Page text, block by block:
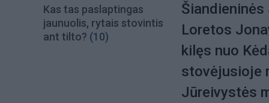
Kas tas paslaptingas
jaunuolis, rytais stovintis
ant tilto? (10)
Loretos
kilęs nuo
stovėjusioje
Jūreivystės